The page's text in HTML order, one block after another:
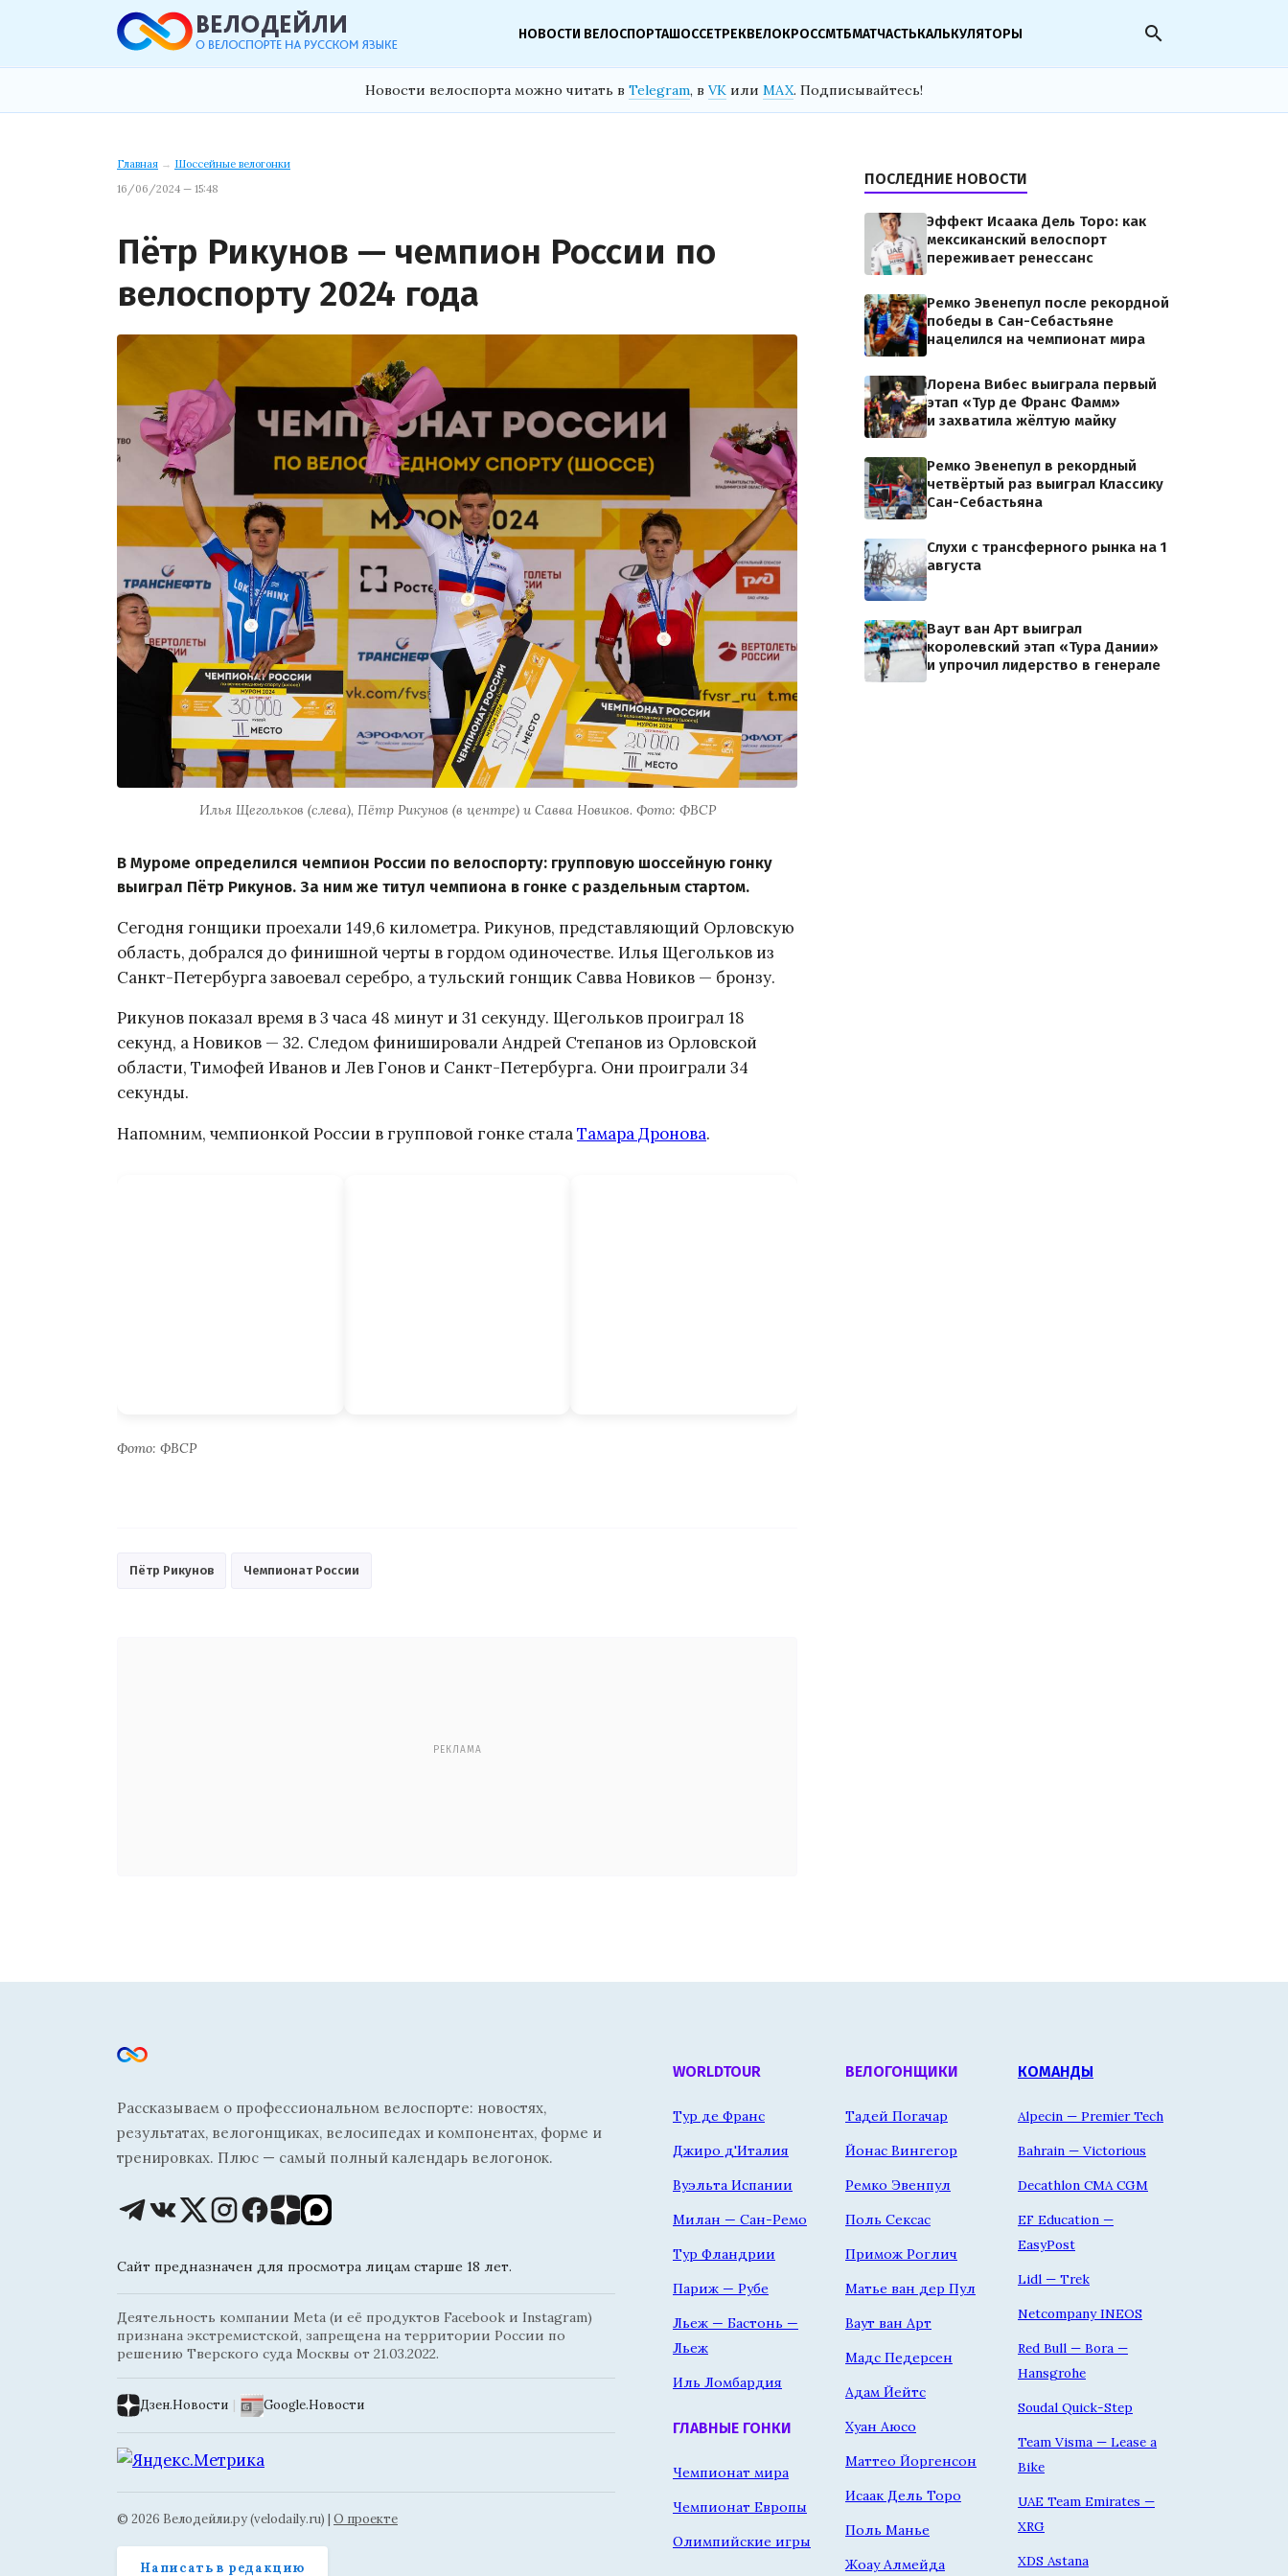
НОВОСТИ ВЕЛОСПОРТАШОССЕТРЕКВЕЛОКРОССМТБМАТЧАСТЬКАЛЬКУЛЯТОРЫ search
Новости велоспорта можно читать в Telegram, в VK или MAX. Подписывайтесь!
Главная → Шоссейные велогонки
16/06/2024 — 15:48
Пётр Рикунов — чемпион России по
велоспорту 2024 года
Илья Щегольков (слева), Пётр Рикунов (в центре) и Савва Новиков. Фото: ФВСР
В Муроме определился чемпион России по велоспорту: групповую шоссейную гонку
выиграл Пётр Рикунов. За ним же титул чемпиона в гонке с раздельным стартом.
Сегодня гонщики проехали 149,6 километра. Рикунов, представляющий Орловскую
область, добрался до финишной черты в гордом одиночестве. Илья Щегольков из
Санкт-Петербурга завоевал серебро, а тульский гонщик Савва Новиков — бронзу.
Рикунов показал время в 3 часа 48 минут и 31 секунду. Щегольков проиграл 18
секунд, а Новиков — 32. Следом финишировали Андрей Степанов из Орловской
области, Тимофей Иванов и Лев Гонов и Санкт-Петербурга. Они проиграли 34
секунды.
Напомним, чемпионкой России в групповой гонке сталаТамара Дронова.
Фото: ФВСР
Пётр Рикунов Чемпионат России
РЕКЛАМА
ПОСЛЕДНИЕ НОВОСТИ
Эффект Исаака Дель Торо: как
мексиканский велоспорт
переживает ренессанс
Ремко Эвенепул после рекордной
победы в Сан-Себастьяне
нацелился на чемпионат мира
Лорена Вибес выиграла первый
этап «Тур де Франс Фамм»
и захватила жёлтую майку
Ремко Эвенепул в рекордный
четвёртый раз выиграл Классику
Сан-Себастьяна
Слухи с трансферного рынка на 1
августа
Ваут ван Арт выиграл
королевский этап «Тура Дании»
и упрочил лидерство в генерале
Рассказываем о профессиональном велоспорте: новостях,
результатах, велогонщиках, велосипедах и компонентах, форме и
тренировках. Плюс — самый полный календарь велогонок.
Сайт предназначен для просмотра лицам старше 18 лет.
Деятельность компании Meta (и её продуктов Facebook и Instagram)
признана экстремистской, запрещена на территории России по
решению Тверского суда Москвы от 21.03.2022.
Дзен.Новости | Google.Новости
© 2026 Велодейли.ру (velodaily.ru) | О проекте
Написать в редакцию
WORLDTOUR
Тур де Франс
Джиро д'Италия
Вуэльта Испании
Милан — Сан-Ремо
Тур Фландрии
Париж — Рубе
Льеж — Бастонь —
Льеж
Иль Ломбардия
ГЛАВНЫЕ ГОНКИ
Чемпионат мира
Чемпионат Европы
Олимпийские игры
ВЕЛОГОНЩИКИ
Тадей Погачар
Йонас Вингегор
Ремко Эвенпул
Поль Сексас
Примож Роглич
Матье ван дер Пул
Ваут ван Арт
Мадс Педерсен
Адам Йейтс
Хуан Аюсо
Маттео Йоргенсон
Исаак Дель Торо
Поль Манье
Жоау Алмейда
КОМАНДЫ
Alpecin — Premier Tech
Bahrain — Victorious
Decathlon CMA CGM
EF Education —
EasyPost
Lidl — Trek
Netcompany INEOS
Red Bull — Bora —
Hansgrohe
Soudal Quick-Step
Team Visma — Lease a
Bike
UAE Team Emirates —
XRG
XDS Astana